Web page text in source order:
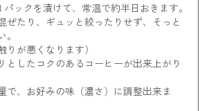
ックを漬けて、常温で約半日おきます。
ぜたり、ギュッと絞ったりせず、そっと
りが悪くなります）
としたコクのあるコーヒーが出来上がり
で、お好みの味（濃さ）に調整出来ま